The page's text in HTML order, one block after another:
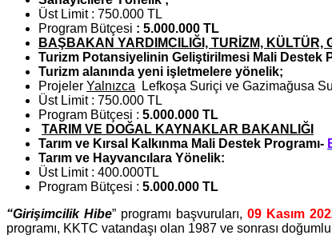
Üst Limit : 750.000 TL
Program Bütçesi : 5.000.000 TL
BAŞBAKAN YARDIMCILIĞI, TURİZM, KÜLTÜR,
Turizm Potansiyelinin Geliştirilmesi Mali Destek
Turizm alanında yeni işletmelere yönelik;
Projeler Yalnızca Lefkoşa Suriçi ve Gazimağusa
Üst Limit : 750.000 TL
Program Bütçesi : 5.000.000 TL
TARIM VE DOĞAL KAYNAKLAR BAKANLIĞI
Tarım ve Kırsal Kalkınma Mali Destek Programı-
Tarım ve Hayvancılara Yönelik:
Üst Limit : 400.000TL
Program Bütçesi : 5.000.000 TL
“Girişimcilik Hibe” programı başvuruları, 09 Kasım
programı, KKTC vatandaşı olan 1987 ve sonrası